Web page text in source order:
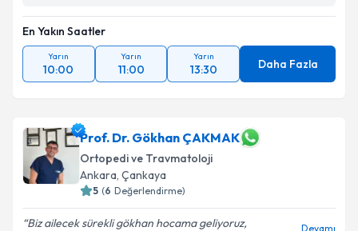
En Yakın Saatler
Yarın
10:00
Yarın
11:00
Yarın
13:30 Daha Fazla
Prof. Dr. Gökhan ÇAKMAK
Ortopedi ve Travmatoloji
Ankara, Çankaya
5 (6 Değerlendirme)
Biz ailecek sürekli gökhan hocama geliyoruz,
Devamı